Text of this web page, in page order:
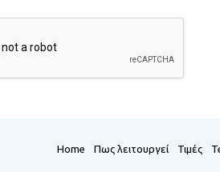
Home Πως λειτουργεί Τιμές